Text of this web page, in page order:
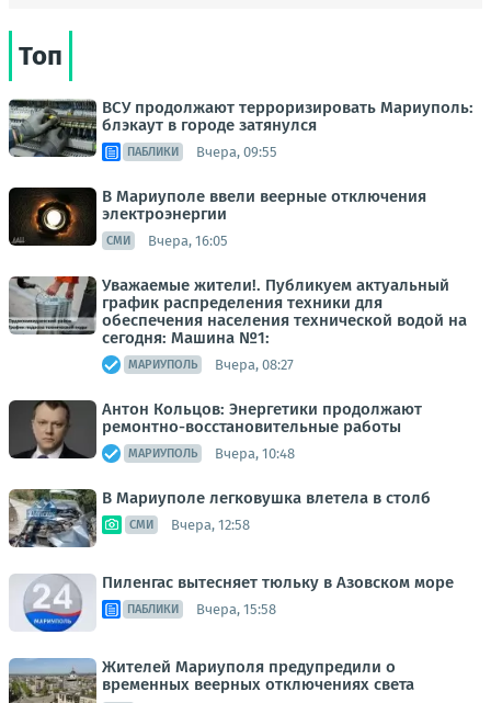
Топ
ВСУ продолжают терроризировать Мариуполь:
блэкаут в городе затянулся
ПАБЛИКИ Вчера, 09:55
В Мариуполе ввели веерные отключения
электроэнергии
СМИ Вчера, 16:05
Уважаемые жители!. Публикуем актуальный
график распределения техники для
обеспечения населения технической водой на
сегодня: Машина №1:
МАРИУПОЛЬ Вчера, 08:27
Антон Кольцов: Энергетики продолжают
ремонтно-восстановительные работы
МАРИУПОЛЬ Вчера, 10:48
В Мариуполе легковушка влетела в столб
СМИ Вчера, 12:58
Пиленгас вытесняет тюльку в Азовском море
ПАБЛИКИ Вчера, 15:58
Жителей Мариуполя предупредили о
временных веерных отключениях света